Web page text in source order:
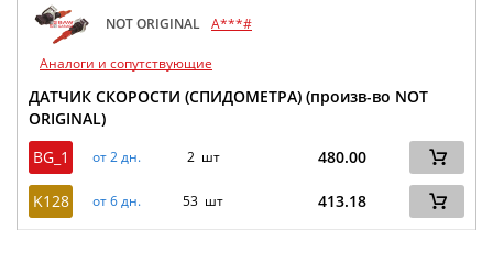
NOT ORIGINAL A***#
Аналоги и сопутствующие
ДАТЧИК СКОРОСТИ (СПИДОМЕТРА) (произв-во NOT
ORIGINAL)
BG_1
от 2 дн. 2 шт 480.00
K128 от 6 дн. 53 шт 413.18